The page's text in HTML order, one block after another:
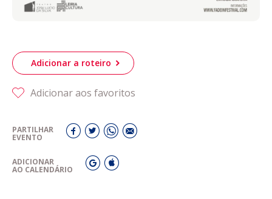
Adicionar a roteiro
Adicionar aos favoritos
PARTILHAR
EVENTO
ADICIONAR
AO CALENDÁRIO